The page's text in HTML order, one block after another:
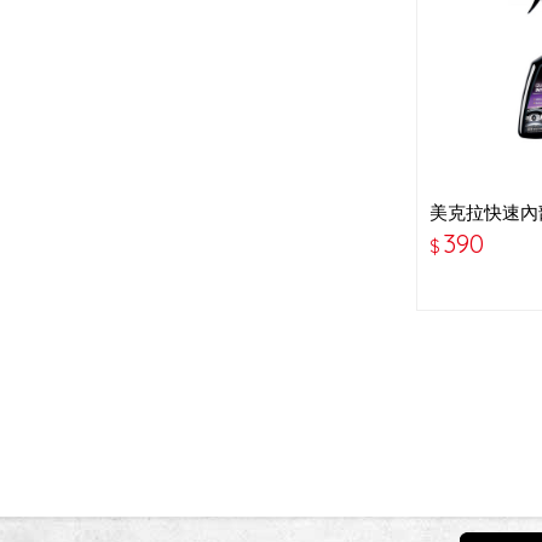
美克拉快速
G13616
$ 390